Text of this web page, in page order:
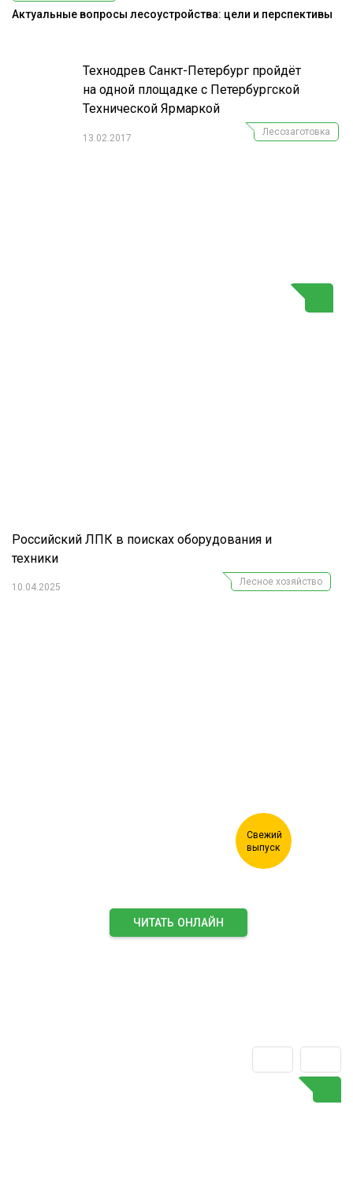
Технодрев Санкт-Петербург пройдёт
на одной площадке с Петербургской
Технической Ярмаркой
13.02.2017
Лесозаготовка
Российский ЛПК в поисках оборудования и
техники
10.04.2025
Лесное хозяйство
ЧИТАТЬ ОНЛАЙН
Актуальные вопросы лесоустройства: цели и перспективы